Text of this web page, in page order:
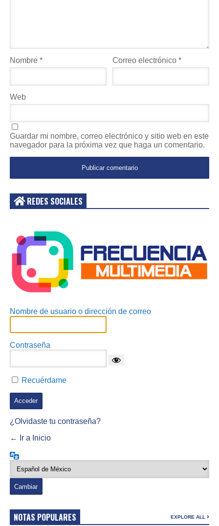
Nombre * Correo electrónico*
Web
Guardar mi nombre, correo electrónico y sitio web en este
navegador para la próxima vez que haga un comentario.
REDES SOCIALES
Nombre de usuario o dirección de correo
Contraseña
Recuérdame
¿Olvidaste tu contraseña?
← Ir a Inicio
NOTAS POPULARES EXPLORE ALL